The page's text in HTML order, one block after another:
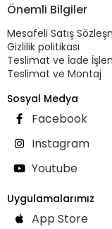
Önemli Bilgiler
Mesafeli Satış
Gizlilik politikası
Teslimat ve İade
Teslimat ve Montaj
Sosyal Medya
Facebook
Instagram
Youtube
Uygulamalarımız
App Store